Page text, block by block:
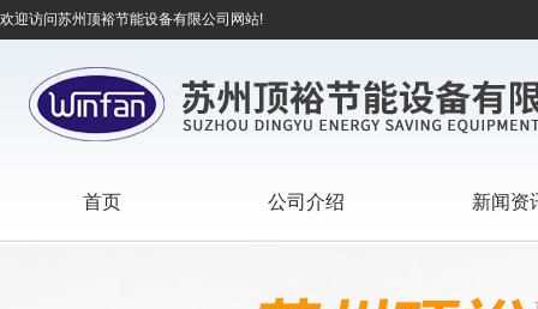
欢迎访问苏州顶裕节能设备有限公司网站!
首页 公司介绍 新闻资